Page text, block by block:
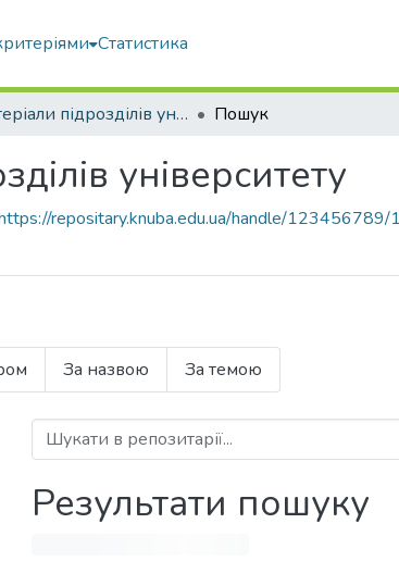
Статистика
Матеріали підрозділів університету Пошук
університету
repositary.knuba.edu.ua/handle/
За назвою За темою
Результати пошуку